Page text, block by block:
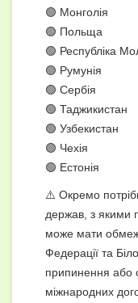
🟢 Монголія
🟢 Польща
🟢 Республіка
🟢 Румунія
🟢 Сербія
🟢 Таджикистан
🟢 Узбекистан
🟢 Чехія
🟢 Естонія
⚠️ Окремо
держав, з якими
може мати
Федерації та
припинення або
міжнародних